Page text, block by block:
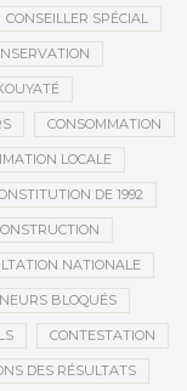
CONSEILLER SPÉCIAL
CONSOMMATION
LOCALE
DE 1992
NATIONALE
BLOQUÉS
CONTESTATION
DES RÉSULTATS